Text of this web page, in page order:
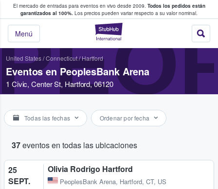
El mercado de entradas para eventos en vivo desde 2009. Todos los pedidos están
garantizados al 100%. Los precios pueden variar respecto a su valor nominal.
StubHub:
Menú
y venta de entradas entre fans
United States/Connecticut/Hartford
Eventos en PeoplesBank Arena
1 Civic, Center St, Hartford, 06120
Todas las fechas Ordenar por fecha
37eventos en todas las ubicaciones
25
SEPT.
Olivia Rodrigo Hartford
PeoplesBank Arena, Hartford, CT, US